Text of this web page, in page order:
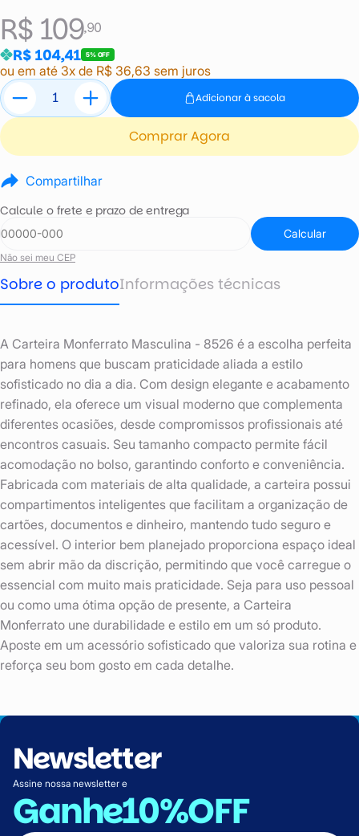
R$ 109,90
R$ 104,41 5% OFF
ou em até 3x de R$ 36,63 sem juros
Adicionar à sacola
Comprar Agora
Compartilhar
Calcule o frete e prazo de entrega
Calcular
Não sei meu CEP
Sobre o produtoInformações técnicas
A Carteira Monferrato Masculina - 8526 é a escolha perfeita
para homens que buscam praticidade aliada a estilo
sofisticado no dia a dia. Com design elegante e acabamento
refinado, ela oferece um visual moderno que complementa
diferentes ocasiões, desde compromissos profissionais até
encontros casuais. Seu tamanho compacto permite fácil
acomodação no bolso, garantindo conforto e conveniência.
Fabricada com materiais de alta qualidade, a carteira possui
compartimentos inteligentes que facilitam a organização de
cartões, documentos e dinheiro, mantendo tudo seguro e
acessível. O interior bem planejado proporciona espaço ideal
sem abrir mão da discrição, permitindo que você carregue o
essencial com muito mais praticidade. Seja para uso pessoal
ou como uma ótima opção de presente, a Carteira
Monferrato une durabilidade e estilo em um só produto.
Aposte em um acessório sofisticado que valoriza sua rotina e
reforça seu bom gosto em cada detalhe.
Newsletter
Assine nossa newsletter e
Ganhe10%OFF